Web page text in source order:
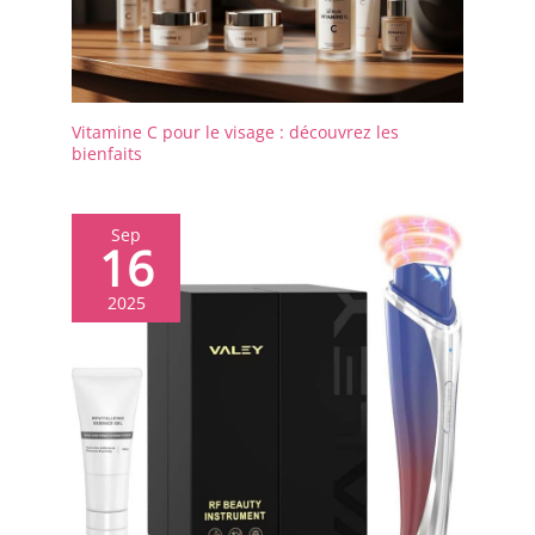
lui permet de reprendre vos
paramètres précédents au
démarrage. L'appareil de
soin du visage propose 4
modes d'éclairage, 3
niveaux de puissance et 4
options de minuterie (5, 10,
15 ou 20 minutes). Il est
minutes à chaque fois, et de
l'utiliser de manière
constante pour de meilleurs
résultats. Hello Face rend
facile l'intégration de soins
dans votre vie quotidienne.
La lumière est aussi
essentielle aux cellules que
la nourriture l'est pour les
humains, vous ne saurez
l'essayiez vous-même
idée cadeau beauté.
Vitamine C pour le visage : découvrez les
bienfaits
Sep
16
2025